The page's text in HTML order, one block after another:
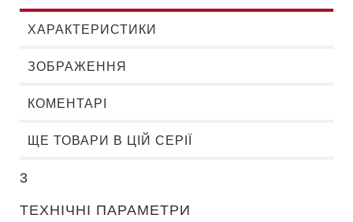
ХАРАКТЕРИСТИКИ
ЗОБРАЖЕННЯ
КОМЕНТАРІ
ЩЕ ТОВАРИ В ЦІЙ СЕРІЇ
3
ТЕХНІЧНІ ПАРАМЕТРИ